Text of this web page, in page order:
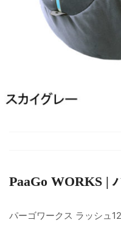
PaaGo WORKS |
パーゴワークス ラッシュ12